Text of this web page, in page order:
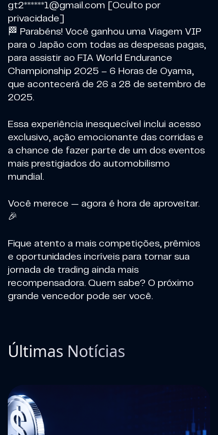
gt2******1@gmail.com [Oculto por
privacidade]
🏁 Parabéns! Você ganhou uma Viagem VIP
para o Japão com todas as despesas pagas,
para assistir ao FIA World Endurance
Championship 2025 – 6 Horas de Oyama,
que acontecerá de 26 a 28 de setembro de
2025.
Essa experiência inesquecível inclui acesso
exclusivo, ação emocionante das corridas e
a chance de fazer parte de um dos eventos
mais prestigiados do automobilismo
mundial.
Você merece — agora é hora de aproveitar.
🎉
Fique atento a mais competições, prêmios
e oportunidades incríveis para tornar sua
jornada de trading ainda mais
recompensadora. Quem sabe? O próximo
grande vencedor pode ser você.
Últimas Notícias